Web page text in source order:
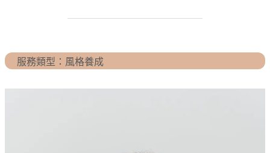
服務類型：風格養成